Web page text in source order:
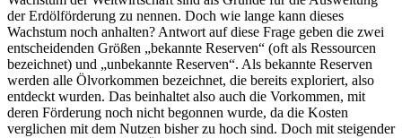
der Erdölförderung zu nennen. Doch wie lange kann dieses
Wachstum noch anhalten? Antwort auf diese Frage geben die zwei
entscheidenden Größen „bekannte Reserven“ (oft als Ressourcen
bezeichnet) und „unbekannte Reserven“. Als bekannte Reserven
werden alle Ölvorkommen bezeichnet, die bereits exploriert, also
entdeckt wurden. Das beinhaltet also auch die Vorkommen, mit
deren Förderung noch nicht begonnen wurde, da die Kosten
verglichen mit dem Nutzen bisher zu hoch sind. Doch mit steigender